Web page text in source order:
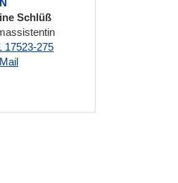
Schlüß
17523-275